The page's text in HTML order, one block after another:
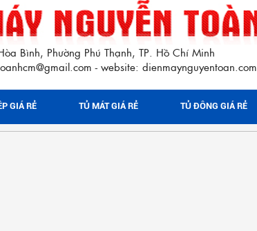
Bình, Phường Phú Thạnh, TP. Hồ Chí Minh
-website: dienmaynguyentoan.com
GIÁ RẺ TỦ MÁT GIÁ RẺ TỦ ĐÔNG GIÁ RẺ